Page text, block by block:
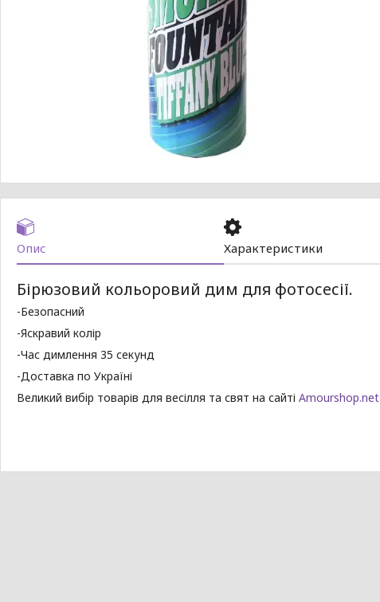
Опис Характеристики
Бірюзовий кольоровий дим для фотосесії.
-Безопасний
-Яскравий колір
-Час димлення 35 секунд
-Доставка по Україні
Великий вибір товарів для весілля та свят на сайті Amourshop.net